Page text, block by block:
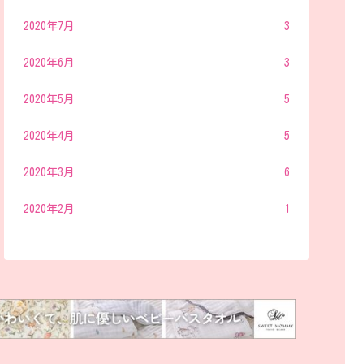
2020年7月 3
2020年6月 3
2020年5月 5
2020年4月 5
2020年3月 6
2020年2月 1